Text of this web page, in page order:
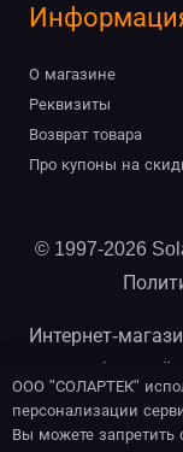
О магазине
Реквизиты
Возврат товара
Про купоны на
© 1997-2026
Интернет-
автомобильной
розницу,
Санкт-
ООО "СОЛАРТЕК"
персонализации
Вы можете запретить